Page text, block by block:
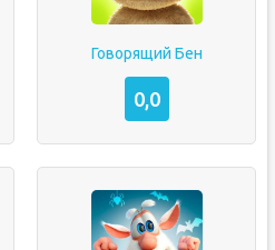
Говорящий Бен
0,0